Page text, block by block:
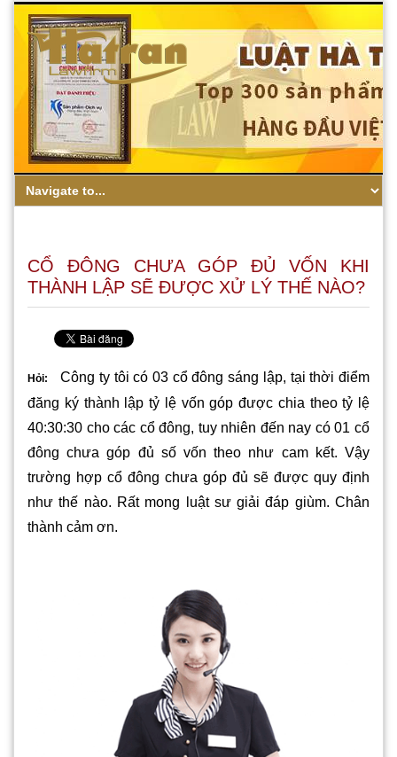
CỔ ĐÔNG CHƯA GÓP ĐỦ VỐN KHI
THÀNH LẬP SẼ ĐƯỢC XỬ LÝ THẾ NÀO?
Hỏi:
Công ty tôi có 03 cổ đông sáng lập, tại thời điểm
đăng ký thành lập tỷ lệ vốn góp được chia theo tỷ lệ
40:30:30 cho các cổ đông, tuy nhiên đến nay có 01 cổ
đông chưa góp đủ số vốn theo như cam kết. Vậy
trường hợp cổ đông chưa góp đủ sẽ được quy định
như thế nào. Rất mong luật sư giải đáp giùm. Chân
thành cảm ơn.